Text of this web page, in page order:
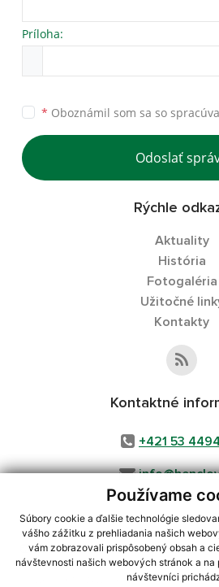
Používame
Súbory cookie a ďalšie technológie
vášho zážitku z prehliadania našich
vám zobrazovali prispôsobený obsah a
návštevnosti našich webových stránok a na
návštevníci
Príloha:
* Oboznámil som sa so
Odoslať
Rýchle
Aktuality
História
Fotogaléria
Užitočné
Kontakty
Kontaktné
+421 53
využite možnosť získavania aktuálnych
CMS systém (redakčný) systém ECHELON
webex.digital, s.r.o.,